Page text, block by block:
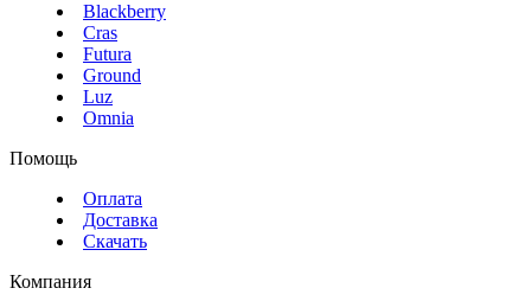
Blackberry
Cras
Futura
Ground
Luz
Omnia
Помощь
Оплата
Доставка
Скачать
Компания